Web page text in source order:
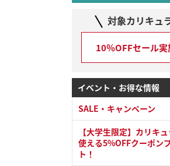
対象カリキュ
10％OFFセール実
イベント・お得な情報
SALE・キャンペーン
【大学生限定】カリキ
使える5%OFFクーポン
ト！